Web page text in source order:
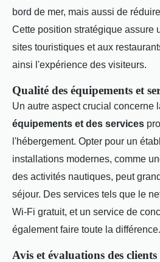
bord de mer, mais aussi de
Cette position stratégique assure
sites touristiques et aux
ainsi l'expérience des visiteurs.
Qualité des équipements et
Un autre aspect crucial concerne
équipements et des services
l'hébergement. Opter pour un
installations modernes, comme
des activités nautiques, peut
séjour. Des services tels que le
Wi-Fi gratuit, et un service de
également faire toute la différence.
Avis et évaluations des clients